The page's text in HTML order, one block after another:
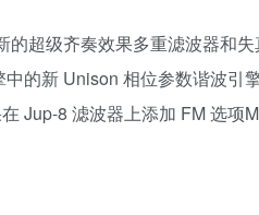
的超级齐奏效果多重滤波器和
的新 Unison 相位参数谐波引
Jup-8 滤波器上添加 FM 选项